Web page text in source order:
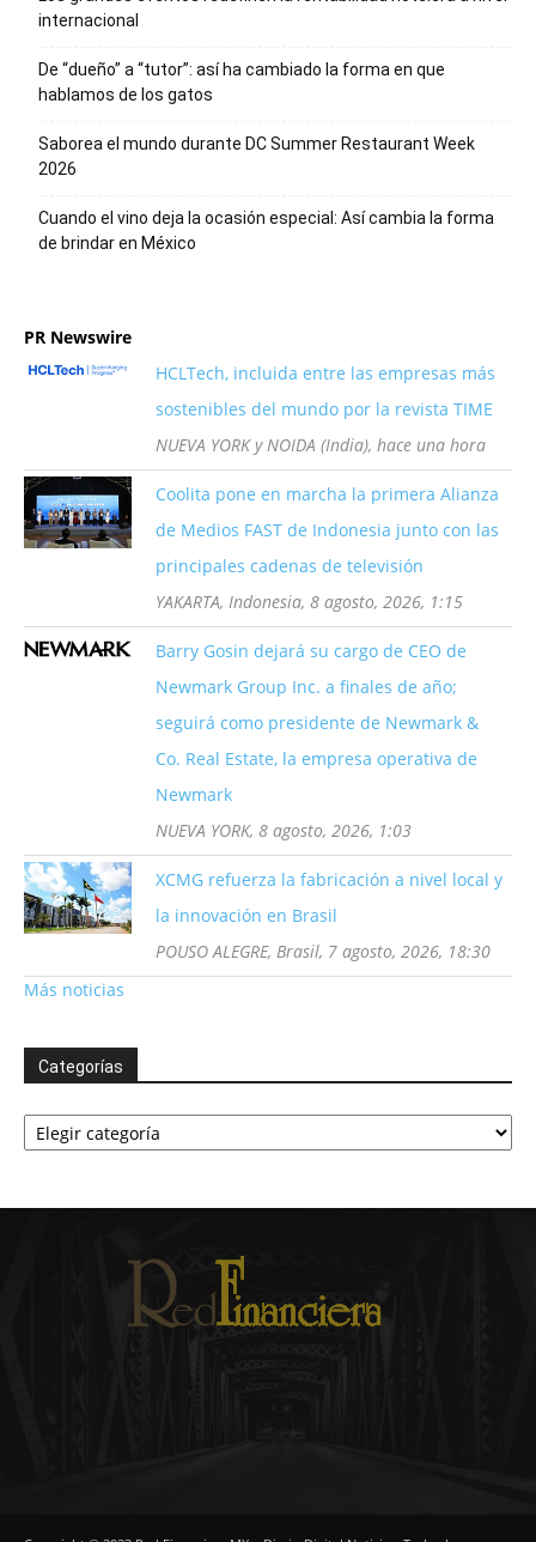
internacional
De “dueño” a “tutor”: así ha cambiado la forma en que
hablamos de los gatos
Saborea el mundo durante DC Summer Restaurant Week
2026
Cuando el vino deja la ocasión especial: Así cambia la forma
de brindar en México
PR Newswire
HCLTech, incluida entre las empresas más
sostenibles del mundo por la revista TIME
NUEVA YORK y NOIDA (India), hace una hora
Coolita pone en marcha la primera Alianza
de Medios FAST de Indonesia junto con las
principales cadenas de televisión
YAKARTA, Indonesia, 8 agosto, 2026, 1:15
Barry Gosin dejará su cargo de CEO de
Newmark Group Inc. a finales de año;
seguirá como presidente de Newmark &
Co. Real Estate, la empresa operativa de
Newmark
NUEVA YORK, 8 agosto, 2026, 1:03
XCMG refuerza la fabricación a nivel local y
la innovación en Brasil
POUSO ALEGRE, Brasil, 7 agosto, 2026, 18:30
Más noticias
Categorías
Categorías